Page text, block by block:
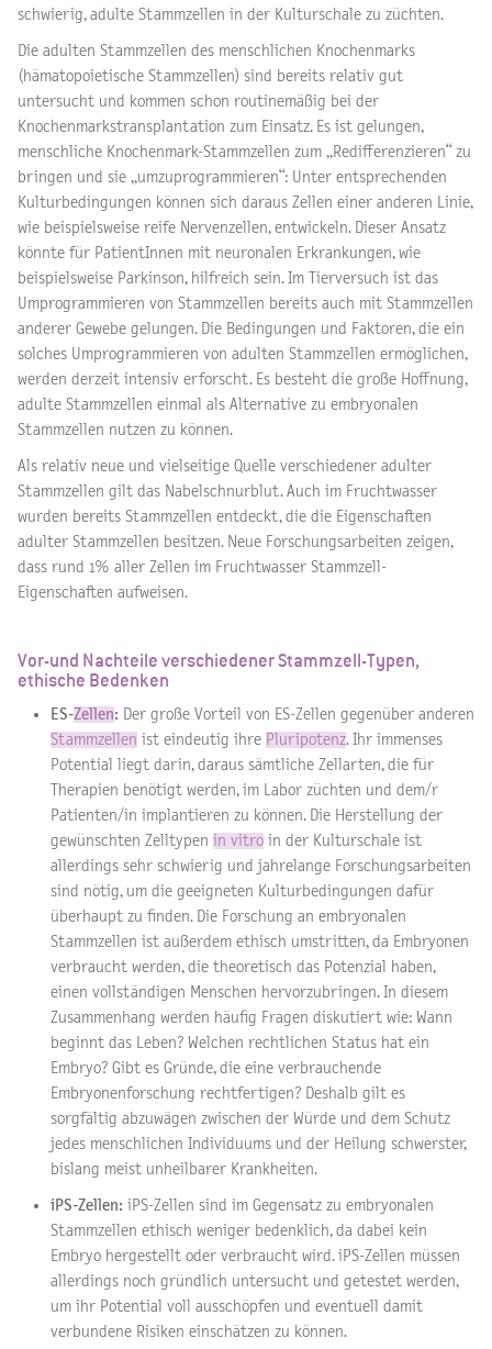
schwierig, adulte Stammzellen in der Kulturschale zu züchten.
Die adulten Stammzellen des menschlichen Knochenmarks
(hämatopoietische Stammzellen) sind bereits relativ gut
untersucht und kommen schon routinemäßig bei der
Knochenmarkstransplantation zum Einsatz. Es ist gelungen,
menschliche Knochenmark-Stammzellen zum „Redifferenzieren“ zu
bringen und sie „umzuprogrammieren“: Unter entsprechenden
Kulturbedingungen können sich daraus Zellen einer anderen Linie,
wie beispielsweise reife Nervenzellen, entwickeln. Dieser Ansatz
könnte für PatientInnen mit neuronalen Erkrankungen, wie
beispielsweise Parkinson, hilfreich sein. Im Tierversuch ist das
Umprogrammieren von Stammzellen bereits auch mit Stammzellen
anderer Gewebe gelungen. Die Bedingungen und Faktoren, die ein
solches Umprogrammieren von adulten Stammzellen ermöglichen,
werden derzeit intensiv erforscht. Es besteht die große Hoffnung,
adulte Stammzellen einmal als Alternative zu embryonalen
Stammzellen nutzen zu können.
Als relativ neue und vielseitige Quelle verschiedener adulter
Stammzellen gilt das Nabelschnurblut. Auch im Fruchtwasser
wurden bereits Stammzellen entdeckt, die die Eigenschaften
adulter Stammzellen besitzen. Neue Forschungsarbeiten zeigen,
dass rund 1% aller Zellen im Fruchtwasser Stammzell-
Eigenschaften aufweisen.
Vor-und Nachteile verschiedener Stammzell-Typen,
ethische Bedenken
ES-Zellen: Der große Vorteil von ES-Zellen gegenüber anderen
Stammzellen ist eindeutig ihre Pluripotenz. Ihr immenses
Potential liegt darin, daraus sämtliche Zellarten, die für
Therapien benötigt werden, im Labor züchten und dem/r
Patienten/in implantieren zu können. Die Herstellung der
gewünschten Zelltypen in vitro in der Kulturschale ist
allerdings sehr schwierig und jahrelange Forschungsarbeiten
sind nötig, um die geeigneten Kulturbedingungen dafür
überhaupt zu finden. Die Forschung an embryonalen
Stammzellen ist außerdem ethisch umstritten, da Embryonen
verbraucht werden, die theoretisch das Potenzial haben,
einen vollständigen Menschen hervorzubringen. In diesem
Zusammenhang werden häufig Fragen diskutiert wie: Wann
beginnt das Leben? Welchen rechtlichen Status hat ein
Embryo? Gibt es Gründe, die eine verbrauchende
Embryonenforschung rechtfertigen? Deshalb gilt es
sorgfältig abzuwägen zwischen der Würde und dem Schutz
jedes menschlichen Individuums und der Heilung schwerster,
bislang meist unheilbarer Krankheiten.
iPS-Zellen: iPS-Zellen sind im Gegensatz zu embryonalen
Stammzellen ethisch weniger bedenklich, da dabei kein
Embryo hergestellt oder verbraucht wird. iPS-Zellen müssen
allerdings noch gründlich untersucht und getestet werden,
um ihr Potential voll ausschöpfen und eventuell damit
verbundene Risiken einschätzen zu können.